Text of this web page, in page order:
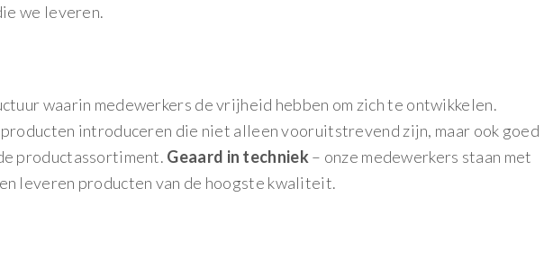
we leveren.
waarin medewerkers de vrijheid hebben om zich te ontwikkelen.
introduceren die niet alleen vooruitstrevend zijn, maar ook goed
productassortiment. Geaard in techniek – onze medewerkers staan met
leveren producten van de hoogste kwaliteit.